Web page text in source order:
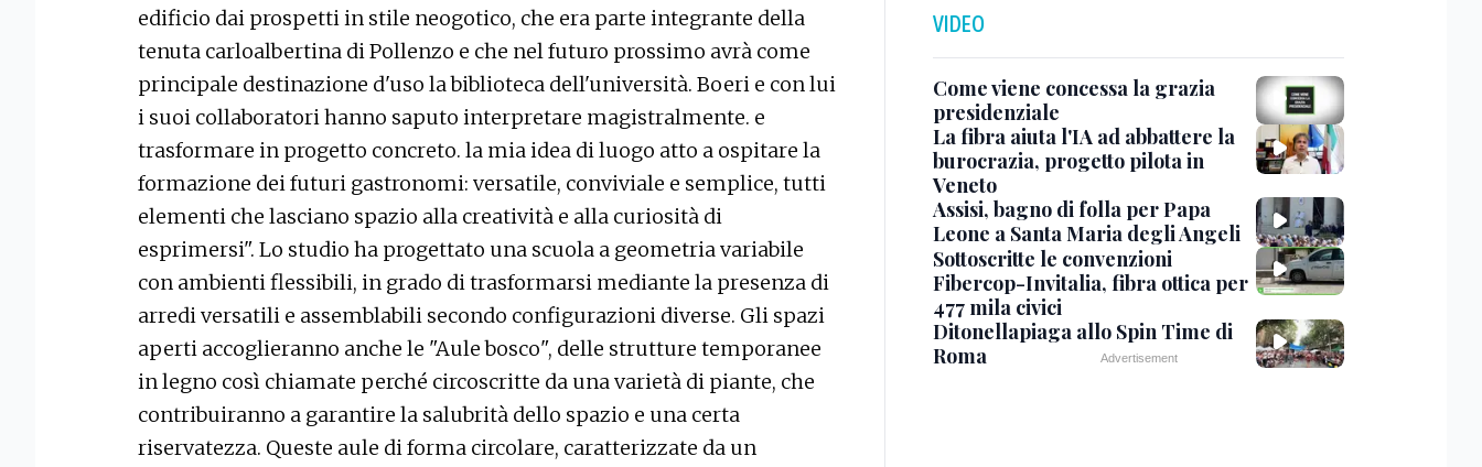
edificio dai prospetti in stile neogotico, che era parte integrante della
tenuta carloalbertina di Pollenzo e che nel futuro prossimo avrà come
principale destinazione d'uso la biblioteca dell'università. Boeri e con lui
i suoi collaboratori hanno saputo interpretare magistralmente. e
trasformare in progetto concreto. la mia idea di luogo atto a ospitare la
formazione dei futuri gastronomi: versatile, conviviale e semplice, tutti
elementi che lasciano spazio alla creatività e alla curiosità di
esprimersi". Lo studio ha progettato una scuola a geometria variabile
con ambienti flessibili, in grado di trasformarsi mediante la presenza di
arredi versatili e assemblabili secondo configurazioni diverse. Gli spazi
aperti accoglieranno anche le "Aule bosco", delle strutture temporanee
in legno così chiamate perché circoscritte da una varietà di piante, che
contribuiranno a garantire la salubrità dello spazio e una certa
riservatezza. Queste aule di forma circolare, caratterizzate da un
VIDEO
Come viene concessa la grazia
presidenziale
La fibra aiuta l'IA ad abbattere la
burocrazia, progetto pilota in
Veneto
Assisi, bagno di folla per Papa
Leone a Santa Maria degli Angeli
Sottoscritte le convenzioni
Fibercop-Invitalia, fibra ottica per
477 mila civici
Ditonellapiaga allo Spin Time di
Roma